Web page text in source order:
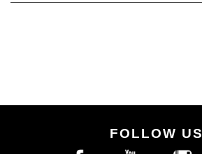
FOLLOW US